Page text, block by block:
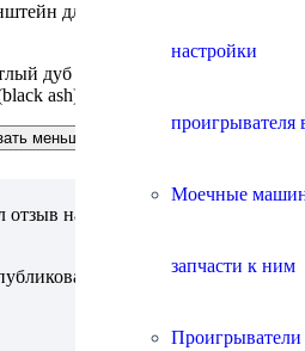
настройки
проигрывателя
Моечные
запчасти к ним
для крепления
дуб (light oak), орех
ash).
меньше
на “Акустическая система
Обязательные поля